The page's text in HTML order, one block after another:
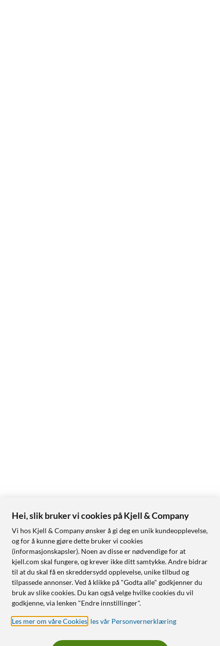
Hei, slik bruker vi cookies på Kjell & Company
Vi hos Kjell & Company ønsker å gi deg en unik kundeopplevelse,
og for å kunne gjøre dette bruker vi cookies
(informasjonskapsler). Noen av disse er nødvendige for at
kjell.com skal fungere, og krever ikke ditt samtykke. Andre bidrar
til at du skal få en skreddersydd opplevelse, unike tilbud og
tilpassede annonser. Ved å klikke på "Godta alle" godkjenner du
bruk av slike cookies. Du kan også velge hvilke cookies du vil
godkjenne, via lenken "Endre innstillinger".
Les mer om våre Cookies les vår Personvernerklæring